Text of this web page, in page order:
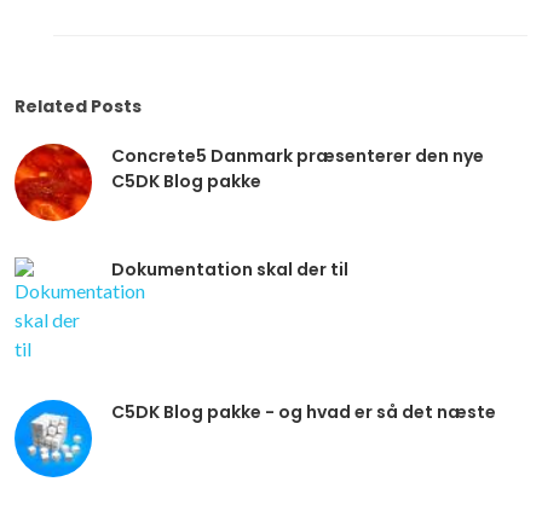
Related Posts
Concrete5 Danmark præsenterer den nye
C5DK Blog pakke
Dokumentation skal der til
C5DK Blog pakke - og hvad er så det næste